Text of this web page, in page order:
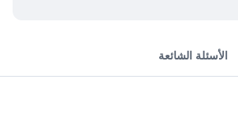
الأسئلة الشائعة